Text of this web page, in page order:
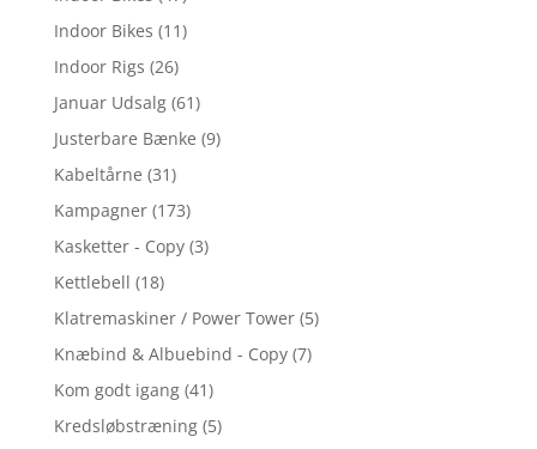
Indoor Bikes (11)
Indoor Rigs (26)
Januar Udsalg (61)
Justerbare Bænke (9)
Kabeltårne (31)
Kampagner (173)
Kasketter - Copy (3)
Kettlebell (18)
Klatremaskiner / Power Tower (5)
Knæbind & Albuebind - Copy (7)
Kom godt igang (41)
Kredsløbstræning (5)